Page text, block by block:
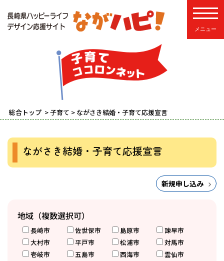
総合トップ >子育て > ながさき結婚・子育て応援宣言
ながさき結婚・子育て応援宣言
新規申し込み
地域（複数選択可）
長崎市 佐世保市 島原市
諫早市
大村市
平戸市 松浦市
対馬市
壱岐市
五島市 西海市
雲仙市